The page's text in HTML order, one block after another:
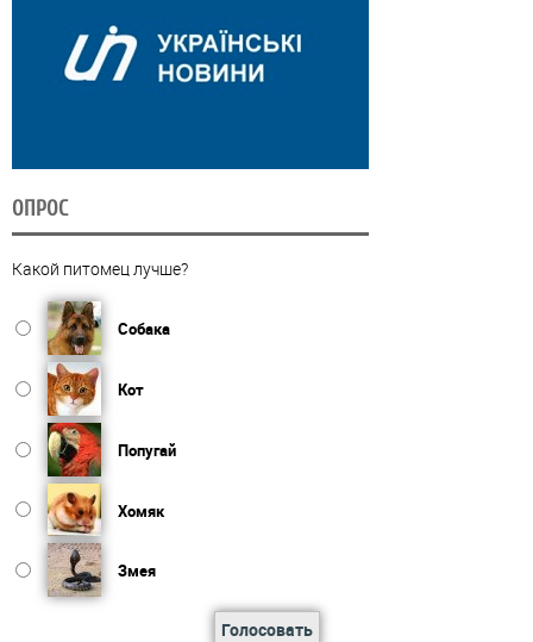
ОПРОС
Какой питомец лучше?
Собака
Кот
Попугай
Хомяк
Змея
Голосовать